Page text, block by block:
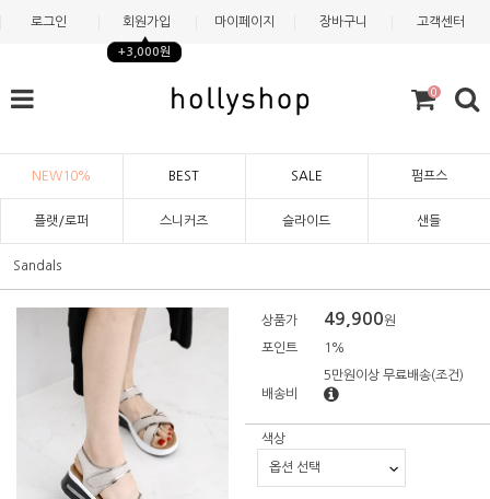
로그인 회원가입
+3,000원
마이페이지 장바구니 고객센터
0
NEW10% BEST SALE 펌프스
플랫/로퍼 스니커즈 슬라이드 샌들
Sandals
상품가 49,900원
포인트 1%
배송비
5만원이상 무료배송(조건)
색상